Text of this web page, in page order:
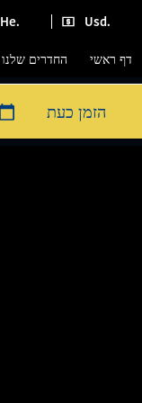
He. Usd.
דף ראשי החדרים שלנו
הזמן כעת